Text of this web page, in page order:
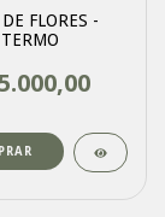
FLORES -
TERMO